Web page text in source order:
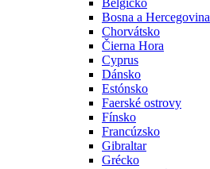
Belgicko
Bosna a Hercegovina
Chorvátsko
Čierna Hora
Cyprus
Dánsko
Estónsko
Faerské ostrovy
Fínsko
Francúzsko
Gibraltar
Grécko